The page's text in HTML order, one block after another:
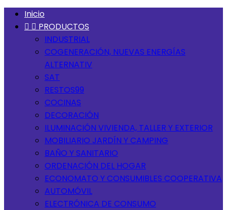
Inicio
  PRODUCTOS
INDUSTRIAL
COGENERACIÓN, NUEVAS ENERGÍAS
ALTERNATIV
SAT
RESTOS99
COCINAS
DECORACIÓN
ILUMINACIÓN VIVIENDA, TALLER Y EXTERIOR
MOBILIARIO JARDÍN Y CAMPING
BAÑO Y SANITARIO
ORDENACIÓN DEL HOGAR
ECONOMATO Y CONSUMIBLES COOPERATIVA
AUTOMÓVIL
ELECTRÓNICA DE CONSUMO